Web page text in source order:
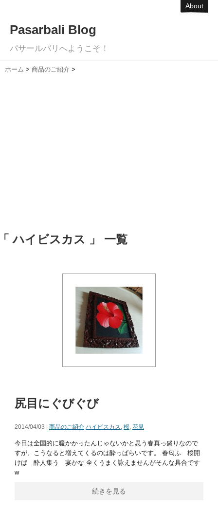
About
Pasarbali Blog
パサールバリへようこそ！
ホーム > 商品のご紹介 >
ハイビスカス 」 一覧
尻目にぐびぐび
2014/04/03 | 商品のご紹介 ハイビスカス, 桜, 花見
今日は全国的に暖かかったんじゃないかと思う春真っ盛りなので
すが、こうなると増えてくるのは酔っぱらいです。 春匂ふ 桜開
けば 酔人集う 宴かな 全くうまく詠えませんがそんな具合です
w
続きを見る